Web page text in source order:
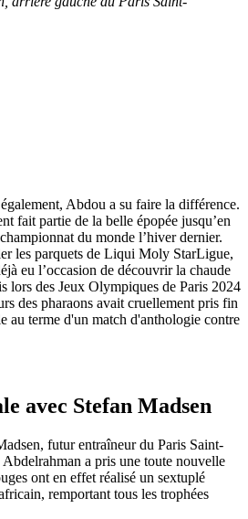
Abdou a su faire la différence.
fait partie de la belle épopée jusqu’en
du monde l’hiver dernier.
les parquets de Liqui Moly StarLigue,
eu l’occasion de découvrir la chaude
lors des Jeux Olympiques de Paris 2024
des pharaons avait cruellement pris fin
au terme d'un match d'anthologie contre
avec Stefan Madsen
futur entraîneur du Paris Saint-
a pris une toute nouvelle
ont en effet réalisé un sextuplé
remportant tous les trophées